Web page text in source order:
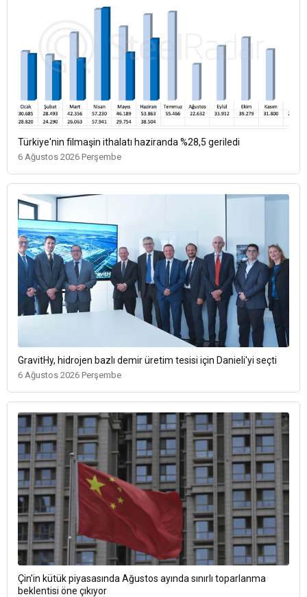
Türkiye'nin filmaşin ithalatı haziranda %28,5 geriledi
6 Ağustos 2026 Perşembe
GravitHy, hidrojen bazlı demir üretim tesisi için Danieli'yi seçti
6 Ağustos 2026 Perşembe
Çin'in kütük piyasasında Ağustos ayında sınırlı toparlanma
beklentisi öne çıkıyor